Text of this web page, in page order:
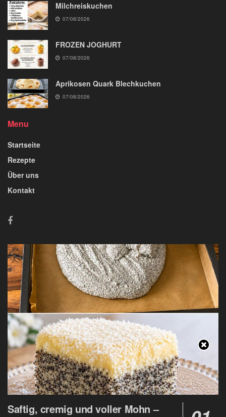
Milchreiskuchen
07/08/2026
FROZEN JOGHURT
07/08/2026
Aprikosen Quark Blechkuchen
07/08/2026
Menu
Startseite
Rezepte
Über uns
Kontakt
Saftig, cremig und voller Mohn –